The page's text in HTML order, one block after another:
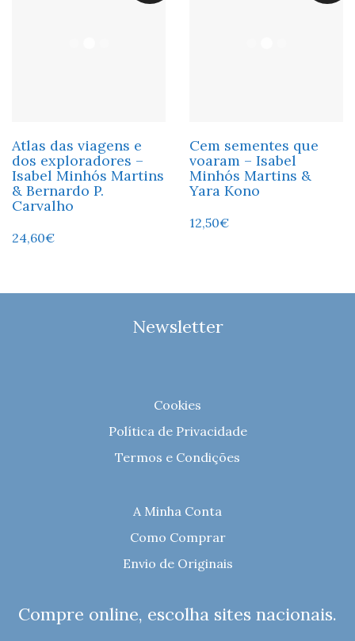
Atlas das viagens e
dos exploradores –
Isabel Minhós Martins
& Bernardo P.
Carvalho
24,60€
Cem sementes que
voaram – Isabel
Minhós Martins &
Yara Kono
12,50€
Newsletter
Cookies
Política de Privacidade
Termos e Condições
A Minha Conta
Como Comprar
Envio de Originais
Compre online, escolha sites nacionais.